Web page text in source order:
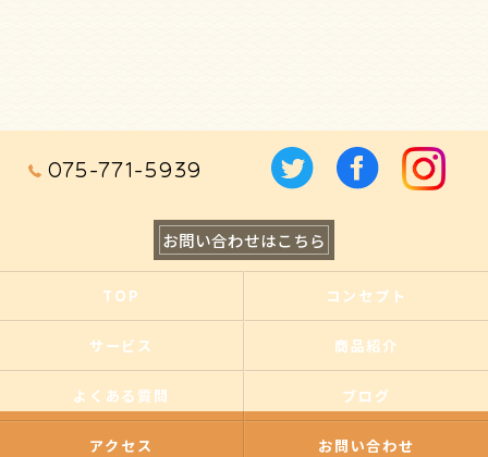
075-771-5939
お問い合わせはこちら
TOP コンセプト
サービス 商品紹介
よくある質問 ブログ
アクセス お問い合わせ